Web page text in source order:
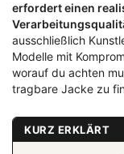
erfordert einen
ausschließlich
Modelle mit
worauf du achten
tragbare Jacke zu
KURZ ERKLÄRT